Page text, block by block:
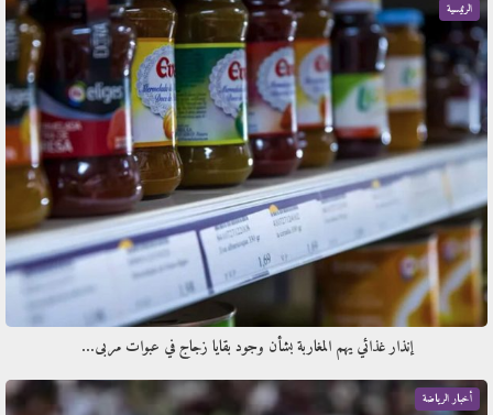
الرئيسية
إنذار غذائي يهم المغاربة بشأن وجود بقايا زجاج في عبوات مربى…
أخبار الرياضة